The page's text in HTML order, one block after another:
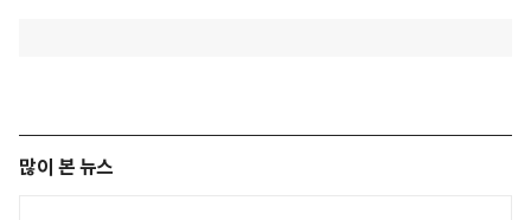
많이 본 뉴스